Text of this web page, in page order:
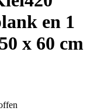
en 1
x 60 cm